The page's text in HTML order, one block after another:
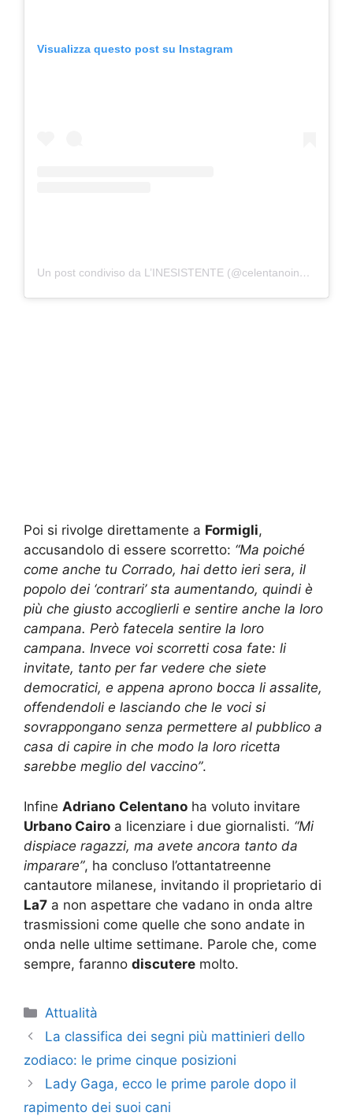
Visualizza questo post su Instagram
Un post condiviso da L’INESISTENTE (@celentanoinesistente)
Poi si rivolge direttamente a Formigli,
accusandolo di essere scorretto: “Ma poiché
come anche tu Corrado, hai detto ieri sera, il
popolo dei ‘contrari’ sta aumentando, quindi è
più che giusto accoglierli e sentire anche la loro
campana. Però fatecela sentire la loro
campana. Invece voi scorretti cosa fate: li
invitate, tanto per far vedere che siete
democratici, e appena aprono bocca li assalite,
offendendoli e lasciando che le voci si
sovrappongano senza permettere al pubblico a
casa di capire in che modo la loro ricetta
sarebbe meglio del vaccino”.
Infine Adriano Celentano ha voluto invitare
Urbano Cairo a licenziare i due giornalisti. “Mi
dispiace ragazzi, ma avete ancora tanto da
imparare”, ha concluso l’ottantatreenne
cantautore milanese, invitando il proprietario di
La7 a non aspettare che vadano in onda altre
trasmissioni come quelle che sono andate in
onda nelle ultime settimane. Parole che, come
sempre, faranno discutere molto.
Categorie
Attualità
La classifica dei segni più mattinieri dello
zodiaco: le prime cinque posizioni
Lady Gaga, ecco le prime parole dopo il
rapimento dei suoi cani